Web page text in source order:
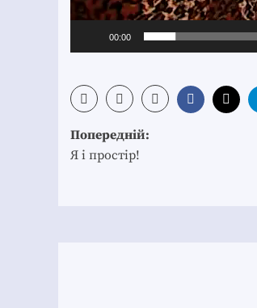
00:00
Post
navigation
Попередній:
Я і простір!